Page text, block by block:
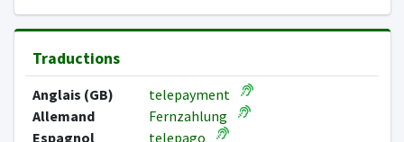
Traductions
Anglais (GB)
telepayment
Allemand
Fernzahlung
Espagnol
telepago